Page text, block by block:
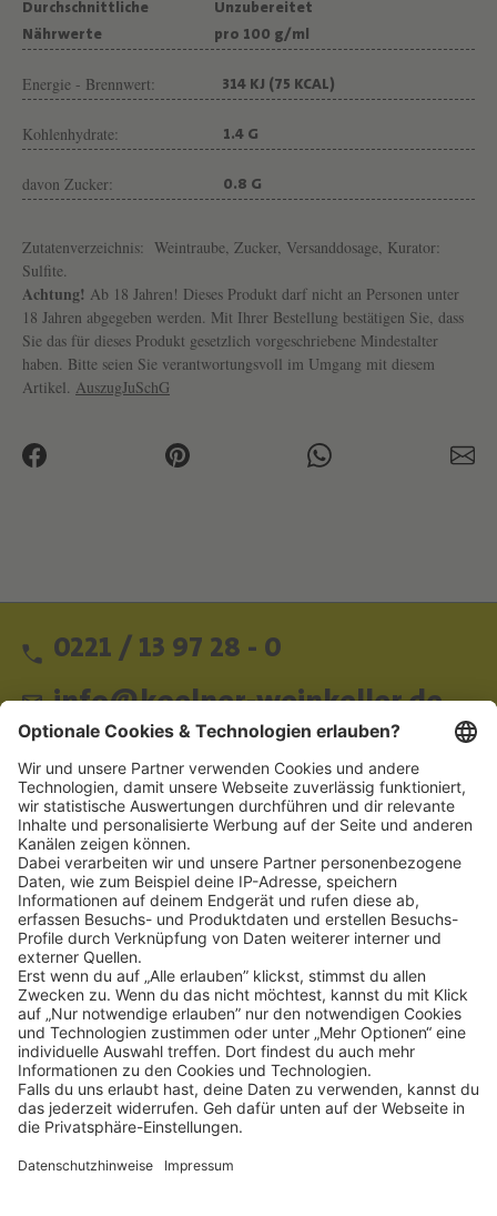
Durchschnittliche
Nährwerte
Unzubereitet
pro 100 g/ml
Energie - Brennwert: 314 KJ (75 KCAL)
Kohlenhydrate: 1.4 G
davon Zucker: 0.8 G
Zutatenverzeichnis: Weintraube, Zucker, Versanddosage, Kurator:
Sulfite.
Achtung! Ab 18 Jahren! Dieses Produkt darf nicht an Personen unter
18 Jahren abgegeben werden. Mit Ihrer Bestellung bestätigen Sie, dass
Sie das für dieses Produkt gesetzlich vorgeschriebene Mindestalter
haben. Bitte seien Sie verantwortungsvoll im Umgang mit diesem
Artikel. AuszugJuSchG
0221 / 13 97 28 - 0
info@koelner-weinkeller.de
Schnellzugriff
ZAHLUNGSMETHODEN
SOCIAL
NEWSLETTER
BESUCHEN SIE UNS
Alle Preise inkl. gesetzl. Mehrwertsteuer zzgl.Versandkostenund ggf.